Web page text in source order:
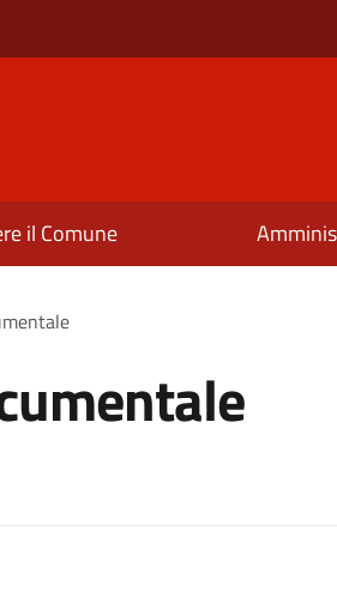
il Comune